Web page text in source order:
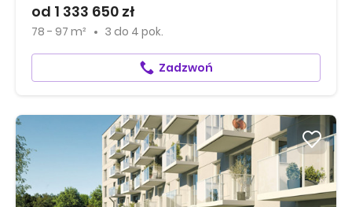
od 1 333 650 zł
78 - 97 m² 3 do 4 pok.
Zadzwoń